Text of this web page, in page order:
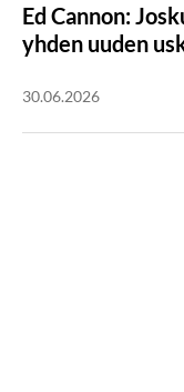
Ed Cannon:
yhden uuden
30.06.2026